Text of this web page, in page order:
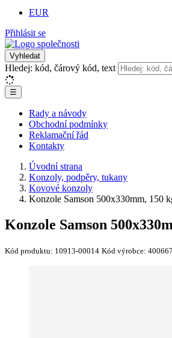
EUR
Přihlásit se
Vyhledat
Hledej: kód, čárový kód, text
☰
Rady a návody
Obchodní podmínky
Reklamační řád
Kontakty
Úvodní strana
Konzoly, podpěry, tukany
Kovové konzoly
Konzole Samson 500x330mm, 150
Konzole Samson
Kód produktu: 10913-00014 Kód výrobce: